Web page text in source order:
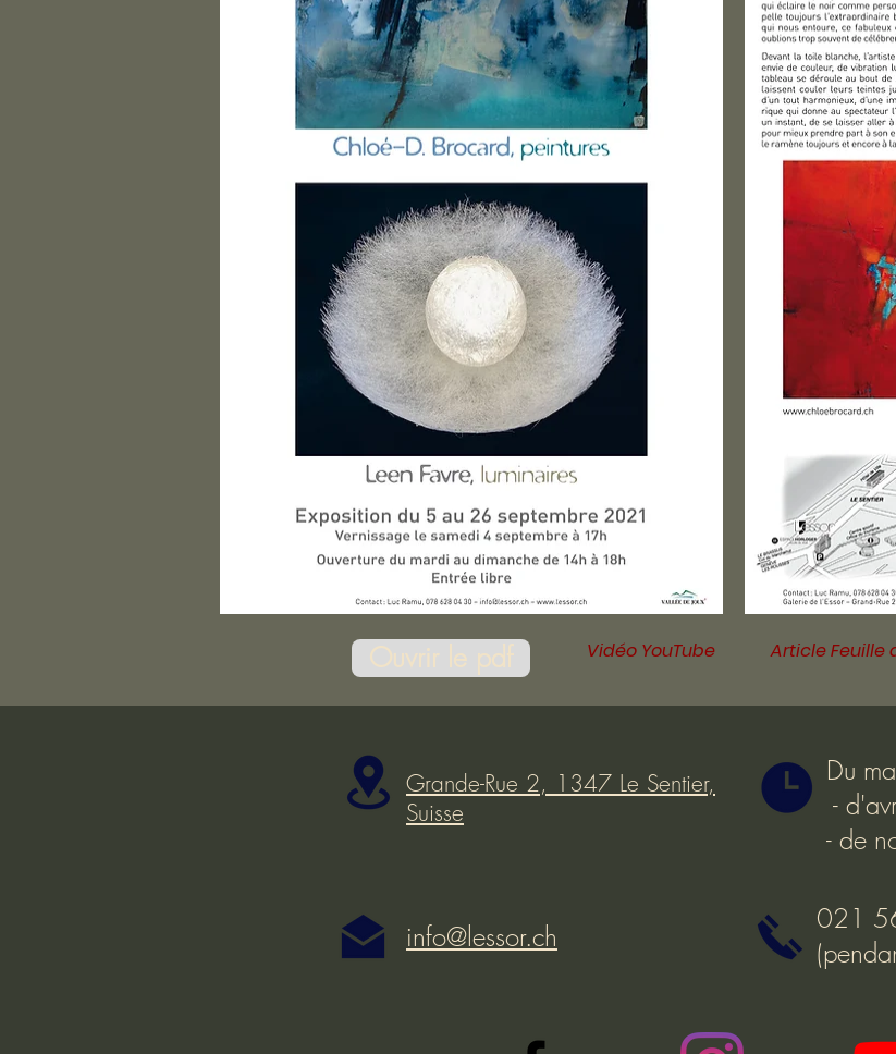
Vidéo YouTube Article Feuille
Grande-Rue 2, 1347 Le Sentier,
Suisse
Du
-
- de
info@lessor.ch
021